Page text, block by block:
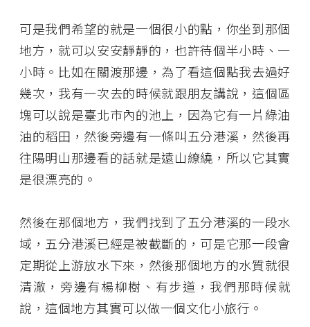
可是我們希望的就是一個很小的點，你坐到那個
地方，就可以安安靜靜的，也許待個半小時、一
小時。比如在關渡那邊，為了看這個點我去過好
幾次，我有一次去的時候就跟朋友講說，這個區
塊可以說是臺北市內的池上，因為它有一片綠油
油的稻田，然後旁邊有一條叫五分港溪，然後再
往陽明山那邊看的話就是遠山繚繞，所以它其實
是很漂亮的。
然後在那個地方，我們找到了五分港溪的一段水
域，五分港溪已經是被截斷的，可是它那一段會
定期從上游放水下來，然後那個地方的水質就很
清澈，旁邊有楊柳樹、有步道，我們那時候就
說，這個地方其實可以做一個文化小旅行。